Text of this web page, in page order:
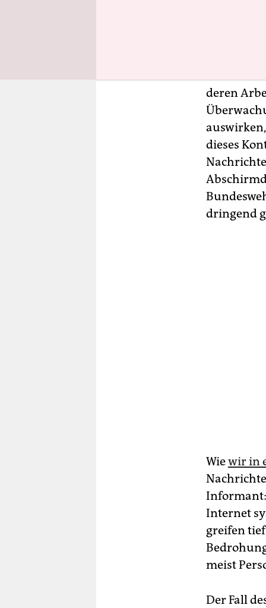
Deutlich
deren
dieses
dringend
Wiewir in
Internet
greifen
meist
Der Fall